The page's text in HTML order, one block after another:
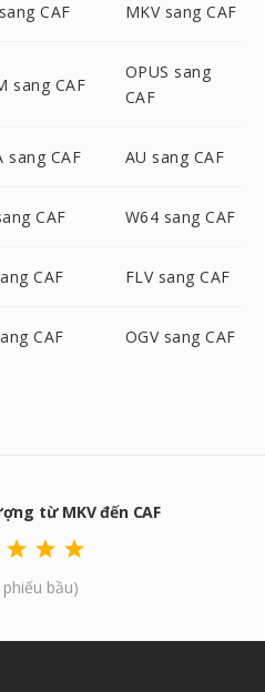
CAF MKV sang CAF
sang CAF
OPUS sang
CAF
sang CAF AU sang CAF
CAF W64 sang CAF
CAF FLV sang CAF
CAF OGV sang CAF
từ MKV đến CAF
phiếu bầu)